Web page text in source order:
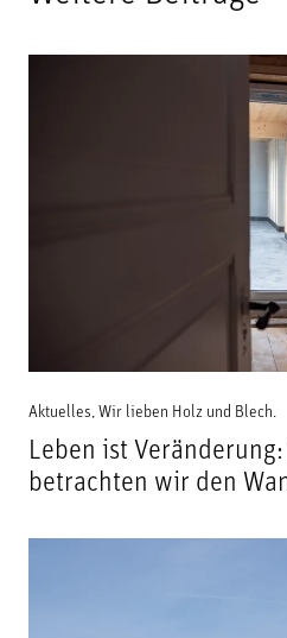
Aktuelles, Wir lieben Holz und Blech.
Leben ist
betrachten wir den